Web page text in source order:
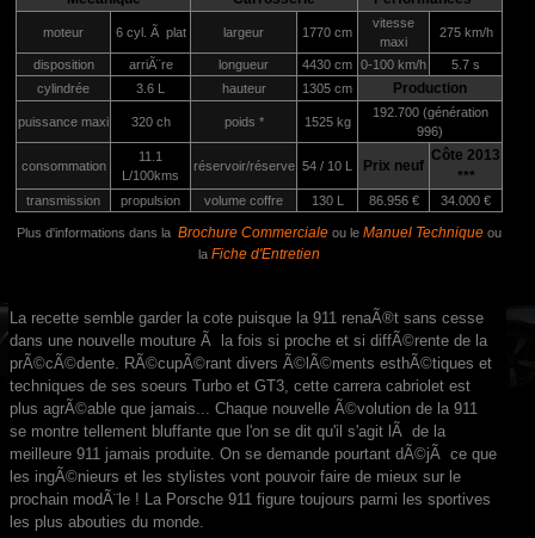
moteur 6 cyl. Ã plat largeur 1770 cm
vitesse
maxi
275 km/h
disposition arriÃ¨re longueur 4430 cm 0-100 km/h
5.7 s
cylindrée
3.6 L hauteur 1305 cm Production
puissance maxi 320 ch poids * 1525 kg
192.700 (génération
996)
consommation
11.1
L/100kms
réservoir/réserve 54 / 10 L Prix neuf
Côte 2013
***
transmission propulsion volume coffre 130 L 86.956 € 34.000 €
Plus d'informations dans laBrochure Commerciale ou leManuel Technique ou
laFiche d'Entretien
La recette semble garder la cote puisque la 911 renaÃ®t sans cesse
dans une nouvelle mouture Ã la fois si proche et si diffÃ©rente de la
prÃ©cÃ©dente. RÃ©cupÃ©rant divers Ã©lÃ©ments esthÃ©tiques et
techniques de ses soeurs Turbo et GT3, cette carrera cabriolet est
plus agrÃ©able que jamais... Chaque nouvelle Ã©volution de la 911
se montre tellement bluffante que l'on se dit qu'il s'agit lÃ de la
meilleure 911 jamais produite. On se demande pourtant dÃ©jÃ ce que
les ingÃ©nieurs et les stylistes vont pouvoir faire de mieux sur le
prochain modÃ¨le ! La Porsche 911 figure toujours parmi les sportives
les plus abouties du monde.